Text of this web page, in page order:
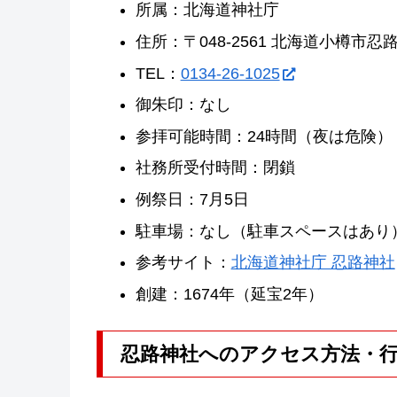
所属：北海道神社庁
住所：〒048-2561 北海道小樽市忍
TEL： 0134-26-1025
御朱印：なし
参拝可能時間：24時間（夜は危険）
社務所受付時間：閉鎖
例祭日：7月5日
駐車場：なし（駐車スペースはあり）
参考サイト： 北海道神社庁 忍路神社
創建：1674年（延宝2年）
忍路神社へのアクセス方法・